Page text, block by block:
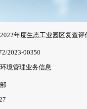
年度生态工业园区复查评
2023-00350
境管理业务信息